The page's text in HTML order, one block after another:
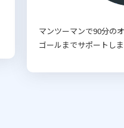
マンツーマンで90分の
ゴールまでサポートしま